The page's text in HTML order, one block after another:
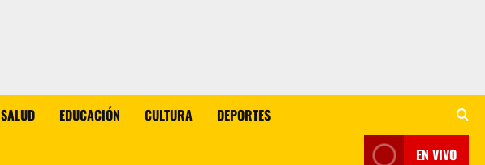
SALUD EDUCACIÓN CULTURA DEPORTES
EN VIVO